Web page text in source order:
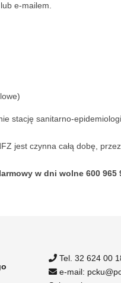
e-mailem.
sanitarno-
jest czynna całą dobę,
w dni wolne 600 965
Tel. 32 624 00
e-mail: